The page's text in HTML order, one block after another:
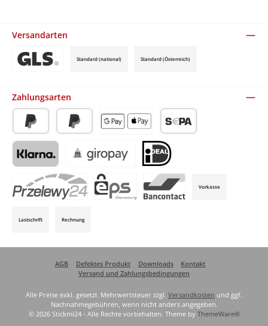
Versandarten
Standard (national) Standard (Österreich)
Zahlungsarten
PayPal Später BezahlenApple Pay / Google Pay (via Stripe)
SEPA-Lastschrift (via Stripe)
Klarna (via Stripe)Giropay (via Stripe) iDeal (via Stripe)
Vorkasse
Lastschrift Rechnung
AGB Defektes Produkt Downloads
Kontakt
Versand und Zahlungsbedingungen
Alle Preise exkl. gesetzl. Mehrwertsteuer zzgl. Versandkosten und ggf.
Nachnahmegebühren, wenn nicht anders angegeben.
© 2026 Stickmi24 - Alle Rechte vorbehalten. Theme by ThemeWare®